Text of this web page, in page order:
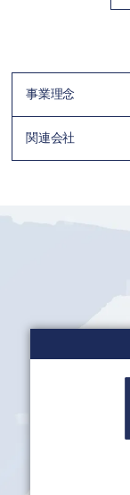
事業理念
関連会社